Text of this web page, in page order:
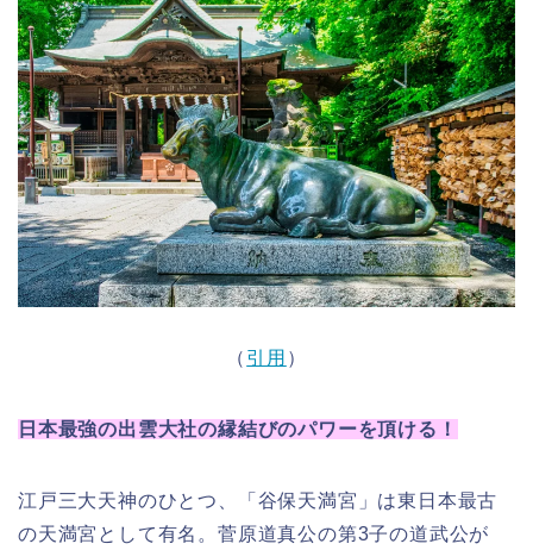
（ 引用 ）
日本最強の出雲大社の縁結びのパワーを頂ける！
江戸三大天神のひとつ、「谷保天満宮」は東日本最古
の天満宮として有名。菅原道真公の第3子の道武公が